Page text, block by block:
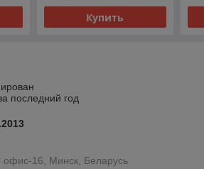
Купить
последний год
офис-16, Минск, Беларусь